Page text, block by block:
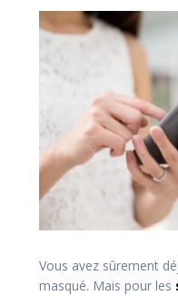
Vous avez sûrement
masqué. Mais pour les